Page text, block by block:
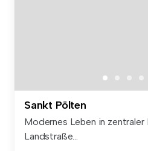
Sankt Pölten
Modernes Leben in
Landstraße...